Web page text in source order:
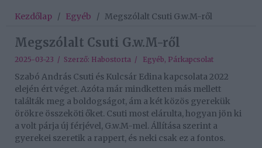
Kezdőlap / Egyéb / Megszólalt Csuti G.w.M-ről
Megszólalt Csuti G.w.M-ről
2025-03-23 / Szerző: Habostorta / Egyéb, Párkapcsolat
Szabó András Csuti és Kulcsár Edina kapcsolata 2022
elején ért véget. Azóta már mindketten más mellett
találták meg a boldogságot, ám a két közös gyerekük
örökre összeköti őket. Csuti most elárulta, hogyan jön ki
a volt párja új férjével, G.w.M-mel. Állítása szerint a
gyerekei szeretik a rappert, és neki csak ez a fontos.